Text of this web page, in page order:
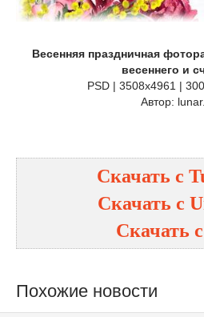
Весенняя праздничная
весеннего и
PSD | 3508х4961 |
Автор:
Скачать с
Скачать с
Скачать
Похожие новости